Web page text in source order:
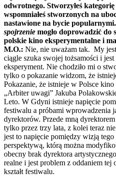
odwrotnego. Stworzyłeś
wspomniałeś stworzonych na
nastawione na bycie
spojrzenie mogło doprowadzić do
polskie kino eksperymentalne i
M.O.: Nie, nie uważam tak. My
ciągle szuka swojej tożsamości i
eksperyment. Nie chodziło mi o
tylko o pokazanie widzom, że
Pokazanie, że istnieje w Polsce
„Arbiter uwagi” Jakuba
Leto. W Gdyni istnieje napięcie
festiwalu a próbami wprowadzenia
dyrektorów. Przede mną
tylko przez trzy lata, z kolei teraz
jest to napięcie pomiędzy wizją
perspektywą, którą można
obecny brak dyrektora
realne i jest problem z oddaniem tej
kształt festiwalu.